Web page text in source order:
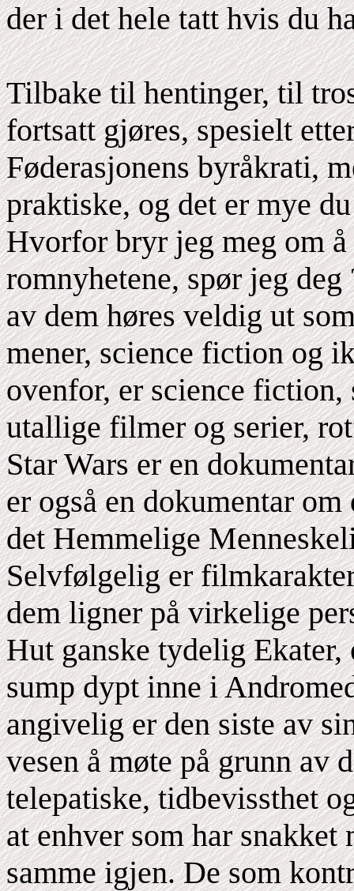
der i det hele tatt hvis du
Tilbake til hentinger, til
fortsatt gjøres, spesielt
Føderasjonens byråkrati,
praktiske, og det er mye
Hvorfor bryr jeg meg om
romnyhetene, spør jeg
av dem høres veldig ut
mener, science fiction og
ovenfor, er science fiction,
utallige filmer og serier,
Star Wars er en
er også en dokumentar
det Hemmelige
Selvfølgelig er
dem ligner på virkelige
Hut ganske tydelig
sump dypt inne i
angivelig er den siste av
vesen å møte på grunn av
telepatiske, tidbevissthet
at enhver som har
samme igjen. De som